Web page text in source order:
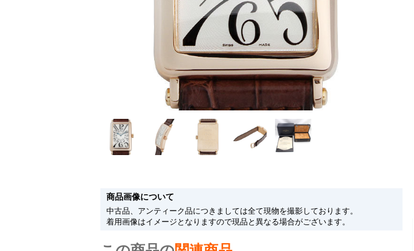
商品画像について
中古品、アンティーク品につきましては全て現物を撮影しております。
着用画像はイメージとなりますので現品と異なる場合がございます。